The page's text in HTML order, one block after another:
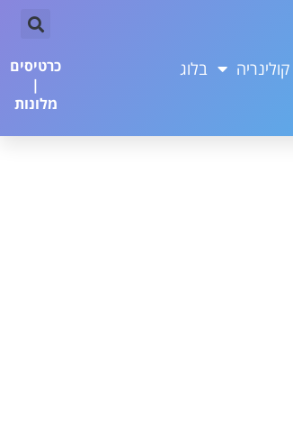
קולינריה בלוג
כרטיסים
|
מלונות